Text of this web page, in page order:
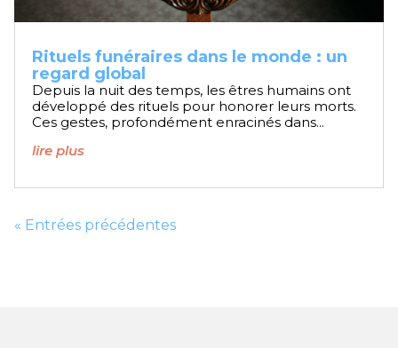
Rituels funéraires dans le monde : un
regard global
Depuis la nuit des temps, les êtres humains ont
développé des rituels pour honorer leurs morts.
Ces gestes, profondément enracinés dans...
lire plus
« Entrées précédentes